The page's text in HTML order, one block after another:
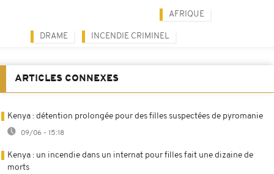
AFRIQUE
DRAME INCENDIE CRIMINEL
ARTICLES CONNEXES
Kenya : détention prolongée pour des filles suspectées de pyromanie
09/06 - 15:18
Kenya : un incendie dans un internat pour filles fait une dizaine de
morts